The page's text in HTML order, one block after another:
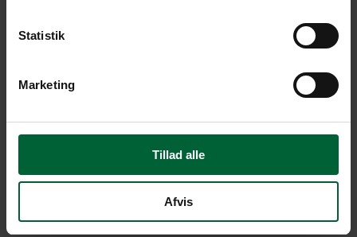
Statistik
Marketing
Tillad alle
Afvis